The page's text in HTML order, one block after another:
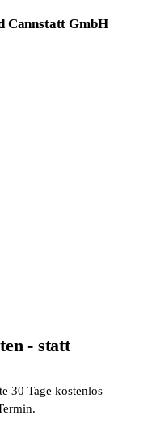
Cannstatt GmbH
- statt
30 Tage kostenlos